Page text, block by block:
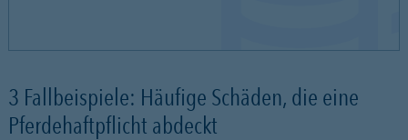
3 Fallbeispiele: Häufige Schäden, die eine
Pferdehaftpflicht abdeckt